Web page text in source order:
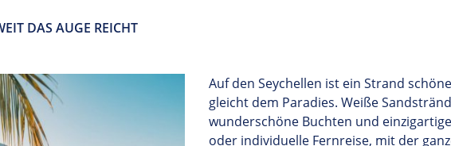
DAS AUGE REICHT
Aufden Seychellen ist ein Strand
gleicht dem Paradies. Weiße
wunderschöne Buchten und
oder individuelle Fernreise, mit der